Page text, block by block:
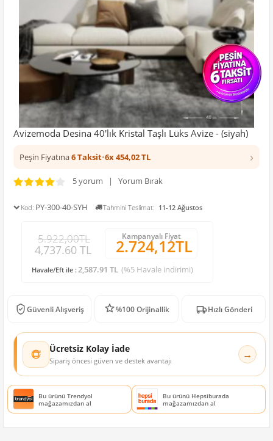
Avizemoda Desina 40'lık Kristal Taşlı Lüks Avize - (siyah)
Peşin Fiyatına6 Taksit•6x 454,02 TL ›
5 yorum | Yorum Bırak
Kod: PY-300-40-SYH Tahmini Teslimat: 11-12 Ağustos
5.922,00TL
4,737.60 TL
Kampanyalı Fiyat
2.724,12TL
Havale/Eft ile :2,587.91 TL (%5 Havale indirimi)
Güvenli Alışveriş %100 Orijinallik Hızlı Gönderi
Ücretsiz Kolay İade
Sipariş öncesi güven ve destek avantajı →
Bu ürünü Trendyol
mağazamızdan al
Bu ürünü Hepsiburada
mağazamızdan al